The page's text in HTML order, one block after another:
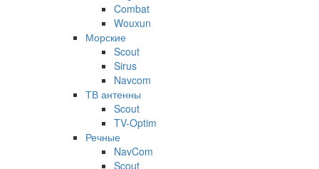
Combat
Wouxun
Морские
Scout
Sirus
Navcom
ТВ антенны
Scout
TV-Optim
Речные
NavCom
Scout